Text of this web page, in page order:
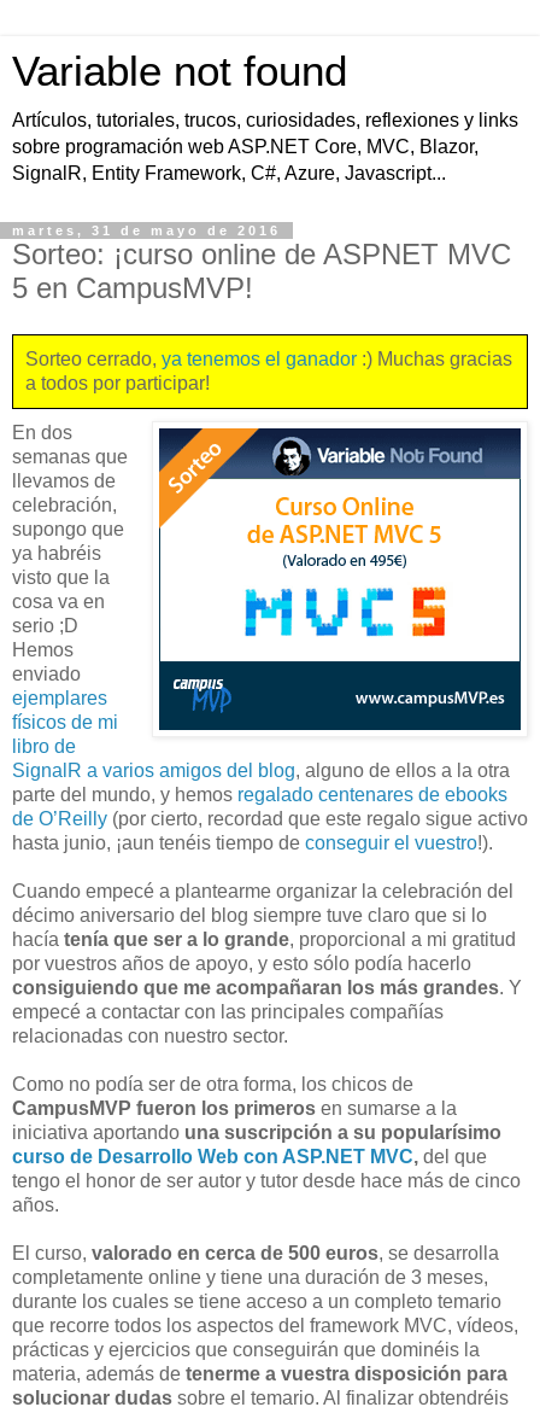
Variable not found
Artículos, tutoriales, trucos, curiosidades, reflexiones y links
sobre programación web ASP.NET Core, MVC, Blazor,
SignalR, Entity Framework, C#, Azure, Javascript...
martes, 31 de mayo de 2016
Sorteo: ¡curso online de ASPNET MVC
5 en CampusMVP!
Sorteo cerrado, ya tenemos el ganador :) Muchas gracias
a todos por participar!
En dos
semanas que
llevamos de
celebración,
supongo que
ya habréis
visto que la
cosa va en
serio ;D
Hemos
enviado
ejemplares
físicos de mi
libro de
SignalR a varios amigos del blog, alguno de ellos a la otra
parte del mundo, y hemos regalado centenares de ebooks
de O’Reilly (por cierto, recordad que este regalo sigue activo
hasta junio, ¡aun tenéis tiempo de conseguir el vuestro!).
Cuando empecé a plantearme organizar la celebración del
décimo aniversario del blog siempre tuve claro que si lo
hacía tenía que ser a lo grande, proporcional a mi gratitud
por vuestros años de apoyo, y esto sólo podía hacerlo
consiguiendo que me acompañaran los más grandes. Y
empecé a contactar con las principales compañías
relacionadas con nuestro sector.
Como no podía ser de otra forma, los chicos de
CampusMVP fueron los primeros en sumarse a la
iniciativa aportando una suscripción a su popularísimo
curso de Desarrollo Web con ASP.NET MVC, del que
tengo el honor de ser autor y tutor desde hace más de cinco
años.
El curso, valorado en cerca de 500 euros, se desarrolla
completamente online y tiene una duración de 3 meses,
durante los cuales se tiene acceso a un completo temario
que recorre todos los aspectos del framework MVC, vídeos,
prácticas y ejercicios que conseguirán que dominéis la
materia, además de tenerme a vuestra disposición para
solucionar dudas sobre el temario. Al finalizar obtendréis